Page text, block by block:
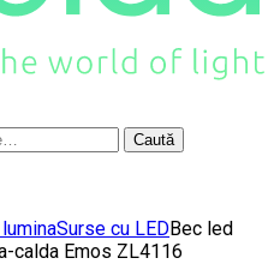
Caută
Surse cu LEDBec led
calda Emos ZL4116